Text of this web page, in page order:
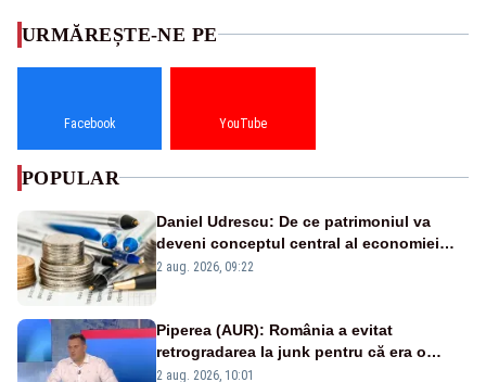
URMĂREȘTE-NE PE
Facebook YouTube
POPULAR
Daniel Udrescu: De ce patrimoniul va
deveni conceptul central al economiei
viitoare?
2 aug. 2026, 09:22
Piperea (AUR): România a evitat
retrogradarea la junk pentru că era o
catastrofă pentru bănci și fondurile de
2 aug. 2026, 10:01